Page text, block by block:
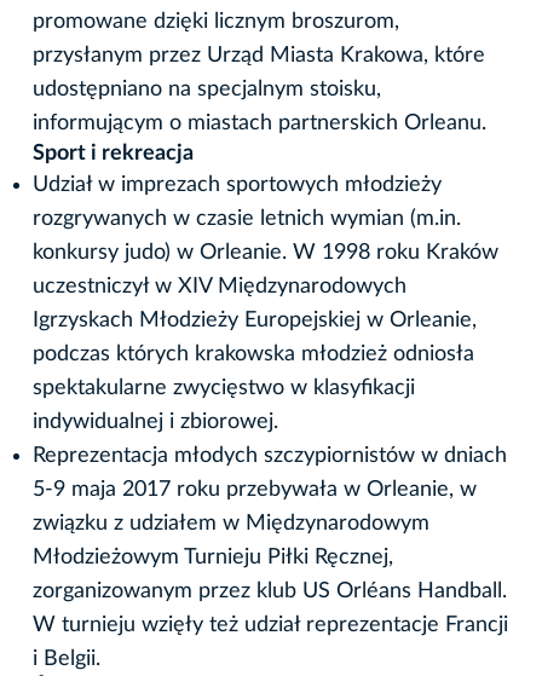
promowane dzięki licznym broszurom,
przysłanym przez Urząd Miasta Krakowa, które
udostępniano na specjalnym stoisku,
informującym o miastach partnerskich Orleanu.
Sport i rekreacja
Udział w imprezach sportowych młodzieży
rozgrywanych w czasie letnich wymian (m.in.
konkursy judo) w Orleanie. W 1998 roku Kraków
uczestniczył w XIV Międzynarodowych
Igrzyskach Młodzieży Europejskiej w Orleanie,
podczas których krakowska młodzież odniosła
spektakularne zwycięstwo w klasyfikacji
indywidualnej i zbiorowej.
Reprezentacja młodych szczypiornistów w dniach
5-9 maja 2017 roku przebywała w Orleanie, w
związku z udziałem w Międzynarodowym
Młodzieżowym Turnieju Piłki Ręcznej,
zorganizowanym przez klub US Orléans Handball.
W turnieju wzięły też udział reprezentacje Francji
i Belgii.